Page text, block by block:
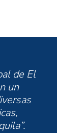
de El
un